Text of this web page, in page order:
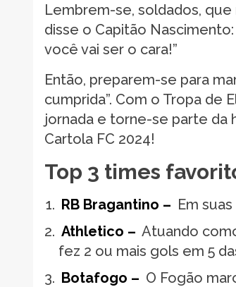
Lembrem-se, soldados,
disse o Capitão
você vai ser o cara!”
Então, preparem-se para
cumprida”. Com o Tropa de
jornada e torne-se parte da
Cartola FC 2024!
Top 3 times
RB Bragantino – Em
Athletico – Atuando
fez 2 ou mais gols em 5
Botafogo – O Fogão